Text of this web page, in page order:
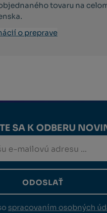
tovaru na
o preprave
SA K ODBERU
ODOSLAŤ
spracovaním osobných